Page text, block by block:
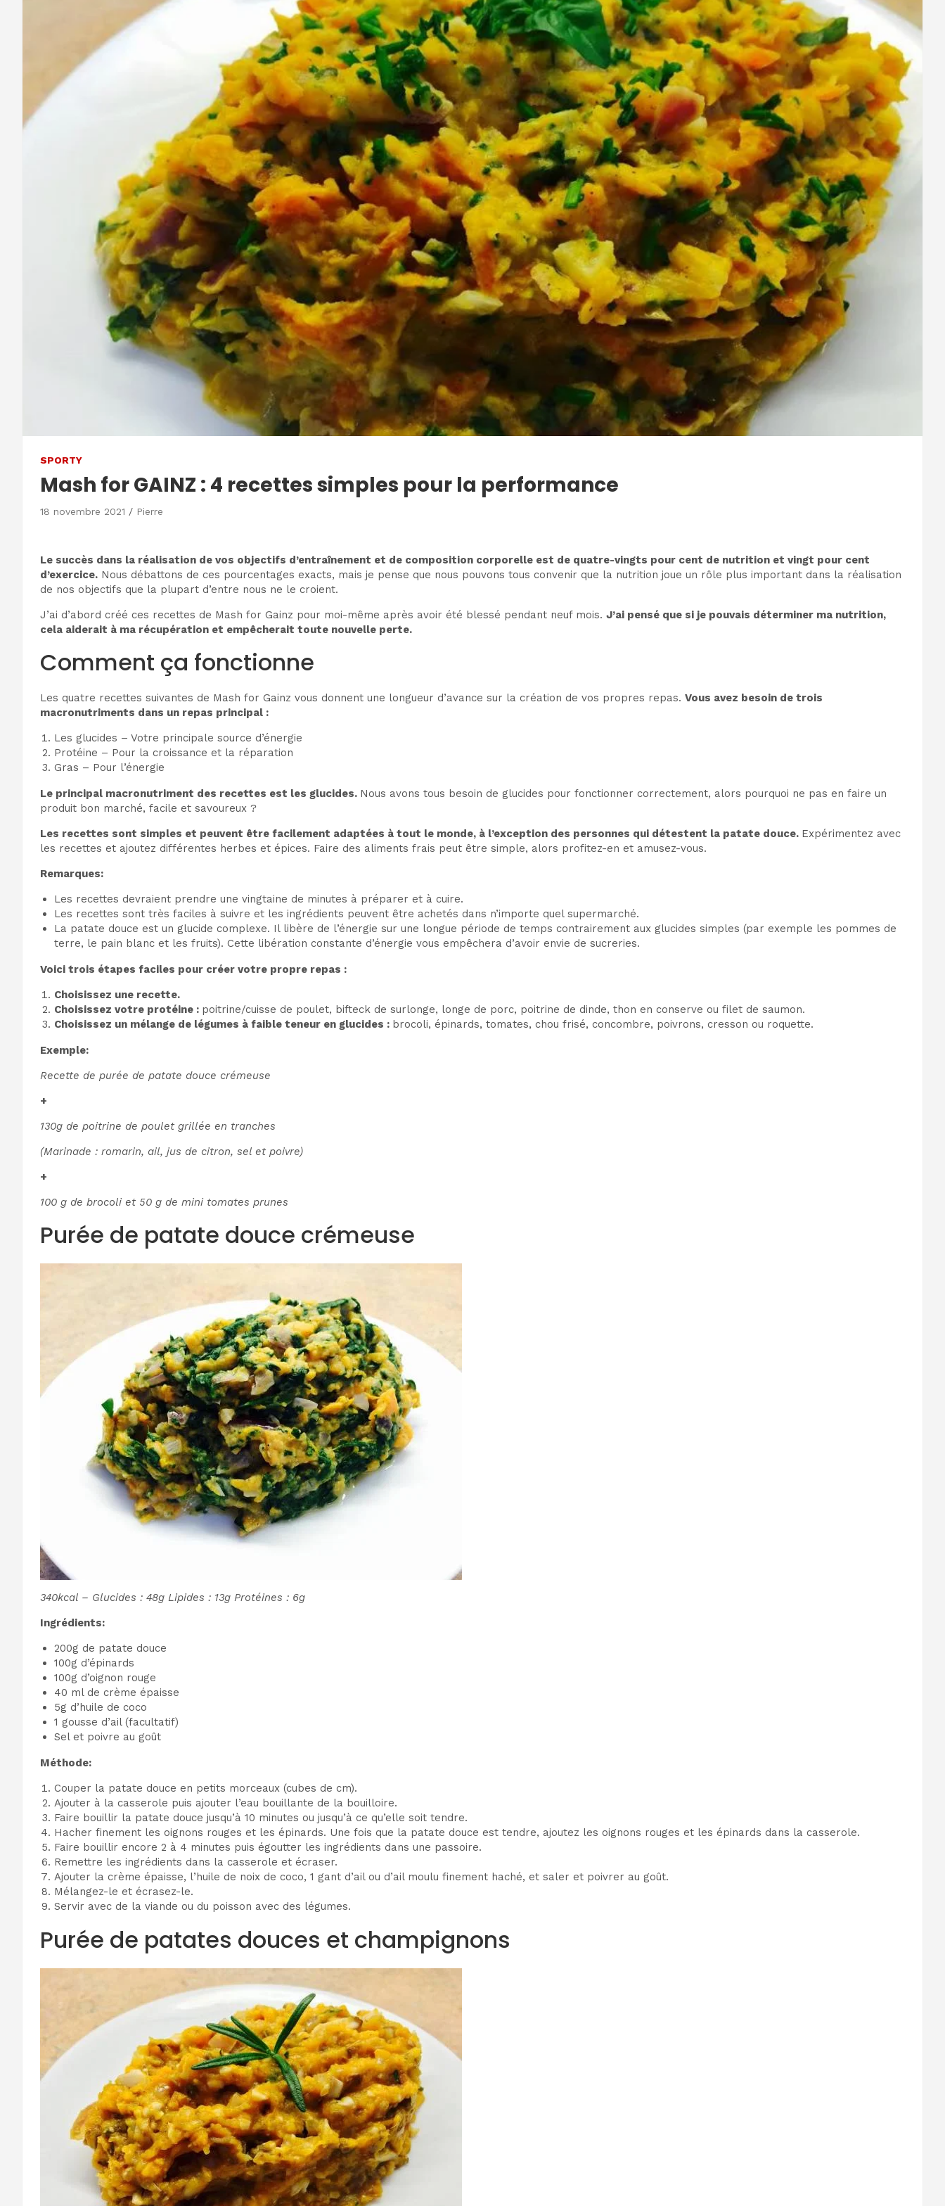
SPORTY
Mash for GAINZ : 4 recettes simples pour la performance
18 novembre 2021 Pierre
Le succès dans la réalisation de vos objectifs d’entraînement et de composition corporelle est de quatre-vingts pour cent de nutrition et vingt pour cent
d’exercice. Nous débattons de ces pourcentages exacts, mais je pense que nous pouvons tous convenir que la nutrition joue un rôle plus important dans la réalisation
de nos objectifs que la plupart d’entre nous ne le croient.
J’ai d’abord créé ces recettes de Mash for Gainz pour moi-même après avoir été blessé pendant neuf mois. J’ai pensé que si je pouvais déterminer ma nutrition,
cela aiderait à ma récupération et empêcherait toute nouvelle perte.
Comment ça fonctionne
Les quatre recettes suivantes de Mash for Gainz vous donnent une longueur d’avance sur la création de vos propres repas. Vous avez besoin de trois
macronutriments dans un repas principal :
Les glucides – Votre principale source d’énergie
Protéine – Pour la croissance et la réparation
Gras – Pour l’énergie
Le principal macronutriment des recettes est les glucides. Nous avons tous besoin de glucides pour fonctionner correctement, alors pourquoi ne pas en faire un
produit bon marché, facile et savoureux ?
Les recettes sont simples et peuvent être facilement adaptées à tout le monde, à l’exception des personnes qui détestent la patate douce. Expérimentez avec
les recettes et ajoutez différentes herbes et épices. Faire des aliments frais peut être simple, alors profitez-en et amusez-vous.
Remarques:
Les recettes devraient prendre une vingtaine de minutes à préparer et à cuire.
Les recettes sont très faciles à suivre et les ingrédients peuvent être achetés dans n’importe quel supermarché.
La patate douce est un glucide complexe. Il libère de l’énergie sur une longue période de temps contrairement aux glucides simples (par exemple les pommes de
terre, le pain blanc et les fruits). Cette libération constante d’énergie vous empêchera d’avoir envie de sucreries.
Voici trois étapes faciles pour créer votre propre repas :
Choisissez une recette.
Choisissez votre protéine : poitrine/cuisse de poulet, bifteck de surlonge, longe de porc, poitrine de dinde, thon en conserve ou filet de saumon.
Choisissez un mélange de légumes à faible teneur en glucides : brocoli, épinards, tomates, chou frisé, concombre, poivrons, cresson ou roquette.
Exemple:
Recette de purée de patate douce crémeuse
+
130g de poitrine de poulet grillée en tranches
(Marinade : romarin, ail, jus de citron, sel et poivre)
+
100 g de brocoli et 50 g de mini tomates prunes
Purée de patate douce crémeuse
340kcal – Glucides : 48g Lipides : 13g Protéines : 6g
Ingrédients:
200g de patate douce
100g d’épinards
100g d’oignon rouge
40 ml de crème épaisse
5g d’huile de coco
1 gousse d’ail (facultatif)
Sel et poivre au goût
Méthode:
Couper la patate douce en petits morceaux (cubes de cm).
Ajouter à la casserole puis ajouter l’eau bouillante de la bouilloire.
Faire bouillir la patate douce jusqu’à 10 minutes ou jusqu’à ce qu’elle soit tendre.
Hacher finement les oignons rouges et les épinards. Une fois que la patate douce est tendre, ajoutez les oignons rouges et les épinards dans la casserole.
Faire bouillir encore 2 à 4 minutes puis égoutter les ingrédients dans une passoire.
Remettre les ingrédients dans la casserole et écraser.
Ajouter la crème épaisse, l’huile de noix de coco, 1 gant d’ail ou d’ail moulu finement haché, et saler et poivrer au goût.
Mélangez-le et écrasez-le.
Servir avec de la viande ou du poisson avec des légumes.
Purée de patates douces et champignons